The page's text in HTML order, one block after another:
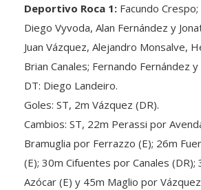
Deportivo Roca 1: Facundo
Diego Vyvoda, Alan Fernández y
Juan Vázquez, Alejandro Monsalve,
Brian Canales; Fernando Fernández
DT: Diego Landeiro.
Goles: ST, 2m Vázquez (DR).
Cambios: ST, 22m Perassi por
Bramuglia por Ferrazzo (E); 26m
(E); 30m Cifuentes por Canales
Azócar (E) y 45m Maglio por